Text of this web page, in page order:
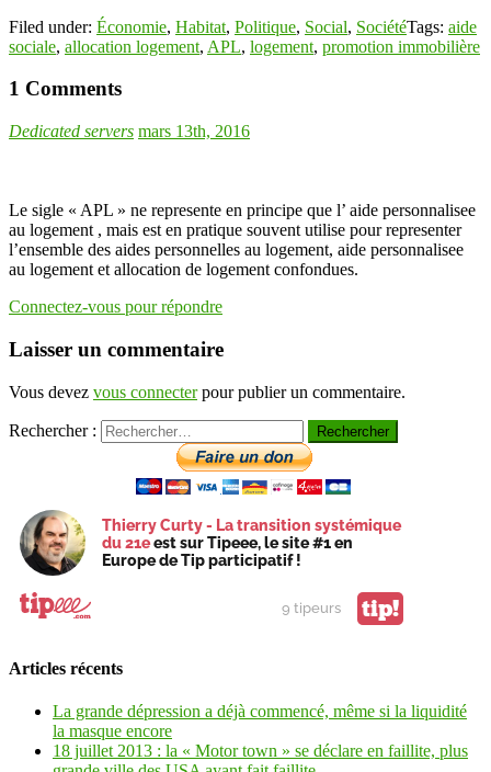
Filed under: Économie, Habitat, Politique, Social, SociétéTags: aide
sociale, allocation logement, APL, logement, promotion immobilière
1 Comments
Dedicated servers mars 13th, 2016
Le sigle « APL » ne represente en principe que l’ aide personnalisee
au logement , mais est en pratique souvent utilise pour representer
l’ensemble des aides personnelles au logement, aide personnalisee
au logement et allocation de logement confondues.
Connectez-vous pour répondre
Laisser un commentaire
Vous devez vous connecterpour publier un commentaire.
Rechercher :
Thierry Curty - La transition systémique
du 21eest sur Tipeee, le site #1 en
Europe de Tip participatif !
9 tipeurs tip!
Articles récents
La grande dépression a déjà commencé, même si la liquidité
la masque encore
18 juillet 2013 : la « Motor town » se déclare en faillite, plus